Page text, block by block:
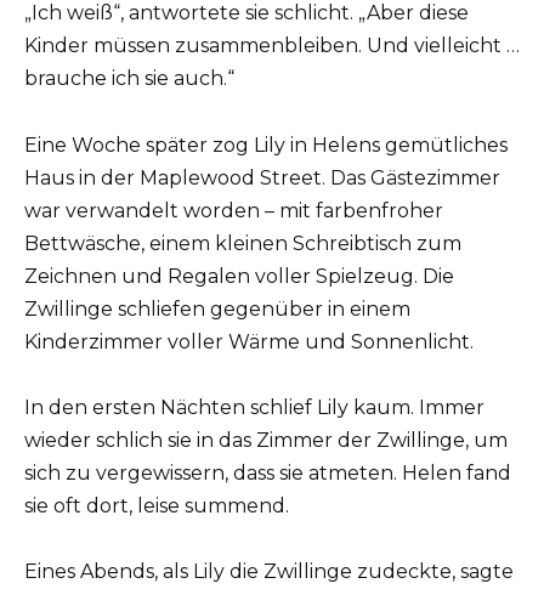
„Ich weiß“, antwortete sie schlicht. „Aber diese
Kinder müssen zusammenbleiben. Und vielleicht …
brauche ich sie auch.“
Eine Woche später zog Lily in Helens gemütliches
Haus in der Maplewood Street. Das Gästezimmer
war verwandelt worden – mit farbenfroher
Bettwäsche, einem kleinen Schreibtisch zum
Zeichnen und Regalen voller Spielzeug. Die
Zwillinge schliefen gegenüber in einem
Kinderzimmer voller Wärme und Sonnenlicht.
In den ersten Nächten schlief Lily kaum. Immer
wieder schlich sie in das Zimmer der Zwillinge, um
sich zu vergewissern, dass sie atmeten. Helen fand
sie oft dort, leise summend.
Eines Abends, als Lily die Zwillinge zudeckte, sagte